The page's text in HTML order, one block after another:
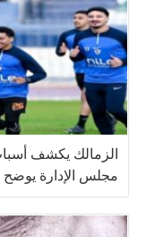
مجلس الإدارة يوضح